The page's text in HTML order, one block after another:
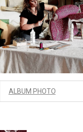
ALBUM PHOTO